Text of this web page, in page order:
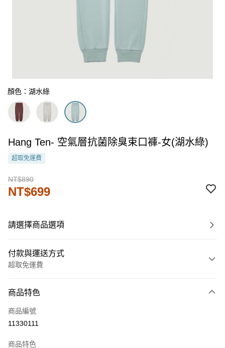
顏色：湖水綠
Hang Ten- 空氣層抗菌除臭束口褲-女(湖水綠)
超取免運費
NT$890
NT$699
請選擇商品選項
付款與運送方式
超取免運費
信用卡一次付款
LINE Pay
商品特色
商品編號
11330111
商品特色